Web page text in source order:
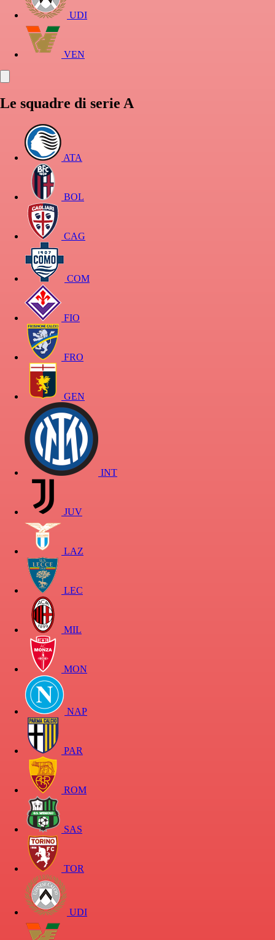
UDI
VEN
Le squadre di serie A
ATA
BOL
CAG
COM
FIO
FRO
GEN
INT
JUV
LAZ
LEC
MIL
MON
NAP
PAR
ROM
SAS
TOR
UDI